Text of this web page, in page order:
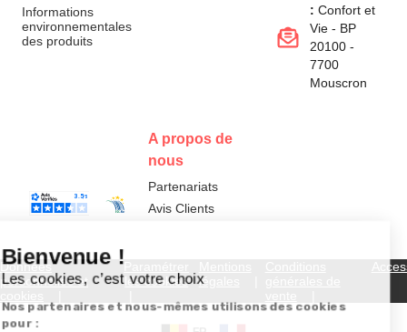
Informations
environnementales
des produits
A propos de
nous
Partenariats
Avis Clients
: Confort et
Vie - BP
20100 -
7700
Mouscron
Données
personnelles et
les cookies
légales